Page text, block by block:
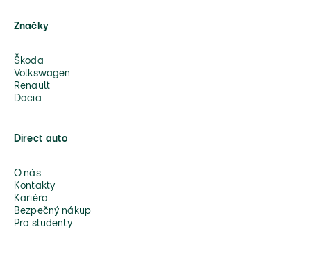
Značky
Škoda
Volkswagen
Renault
Dacia
Direct auto
O nás
Kontakty
Kariéra
Bezpečný nákup
Pro studenty